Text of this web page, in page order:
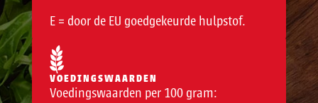
E = door de EU goedgekeurde hulpstof.
VOEDINGSWAARDEN
Voedingswaarden per 100 gram: